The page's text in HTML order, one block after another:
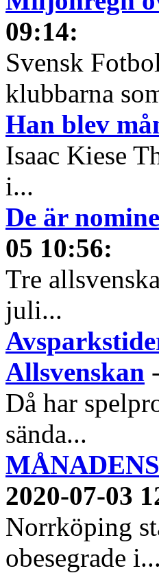
09:14:
Svensk
klubbarna
Han blev
Isaac Kiese
i...
De är
05 10:56:
Tre
juli...
Allsvenskan -
Då har
sända...
2020-07-03
Norrköping
obesegrade i...